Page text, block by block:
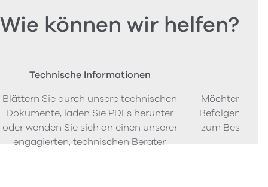
Wie können wir helfen?
Technische Informationen
Blättern Sie durch unsere technischen
Dokumente, laden Sie PDFs herunter
oder wenden Sie sich an einen unserer
engagierten, technischen Berater.
Möchten Sie
Befolgen Sie
zum